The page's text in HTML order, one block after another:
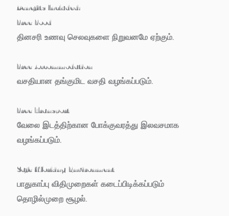
Benefits Included:
Free Food
தினசரி உணவு செலவுகளை நிறுவனமே ஏற்கும்.
Free Accommodation
வசதியான தங்குமிட வசதி வழங்கப்படும்.
Free Transport
வேலை இடத்திற்கான போக்குவரத்து இலவசமாக
வழங்கப்படும்.
Safe Working Environment
பாதுகாப்பு விதிமுறைகள் கடைப்பிடிக்கப்படும்
தொழில்முறை சூழல்.